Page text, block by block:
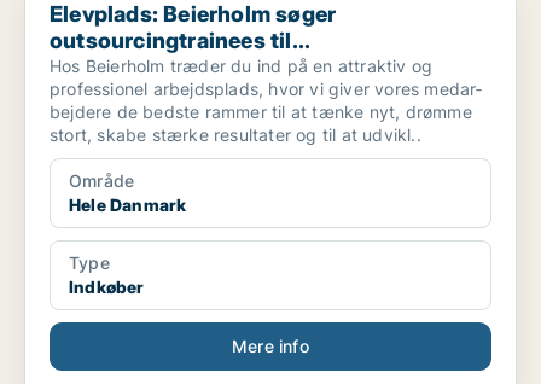
Elevplads: Beierholm søger
outsourcingtrainees til...
Hos Beierholm træder du ind på en attraktiv og
professionel arbejdsplads, hvor vi giver vores medar­
bejdere de bedste rammer til at tænke nyt, drømme
stort, skabe stærke resultater og til at udvikl..
Område
Hele Danmark
Type
Indkøber
Mere info